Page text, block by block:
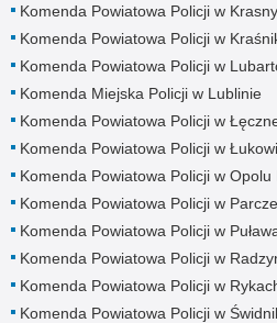
Komenda Powiatowa Policji w
Komenda Powiatowa Policji w
Komenda Powiatowa Policji w
Komenda Miejska Policji w Lublinie
Komenda Powiatowa Policji w
Komenda Powiatowa Policji w
Komenda Powiatowa Policji w Opolu
Komenda Powiatowa Policji w
Komenda Powiatowa Policji w
Komenda Powiatowa Policji w
Komenda Powiatowa Policji w
Komenda Powiatowa Policji w